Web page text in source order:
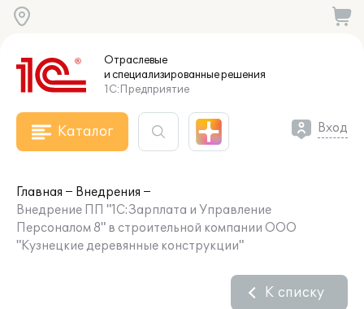
Отраслевые
и специализированныерешения
1С:Предприятие
Каталог Вход
Главная
Внедрения
Внедрение ПП "1С:Зарплата и Управление
Персоналом 8" в строительной компании ООО
"Кузнецкие деревянные конструкции"
К списку